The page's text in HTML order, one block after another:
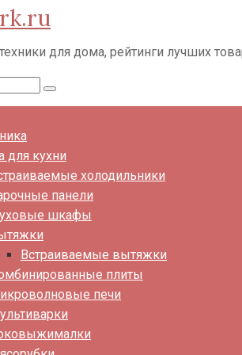
для дома, рейтинги лучших
для кухни
холодильники
панели
шкафы
Встраиваемые вытяжки
плиты
печи